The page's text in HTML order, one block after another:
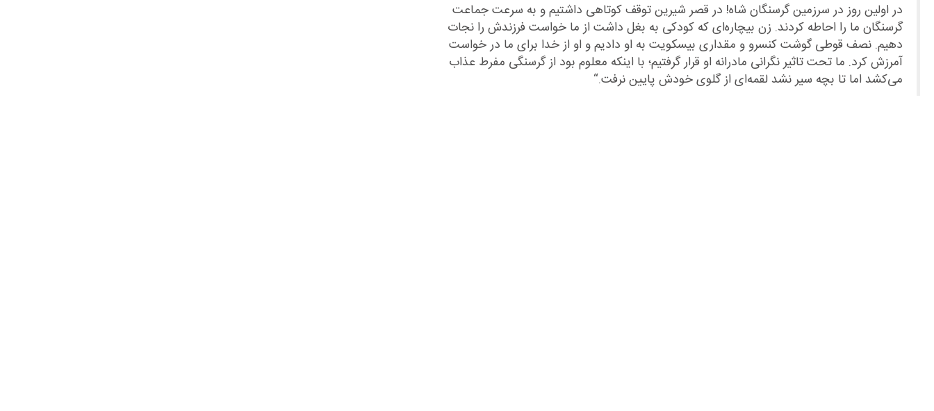
در اولین روز در سرزمین گرسنگان شاه! در قصر شیرین توقف کوتاهی داشتیم و به سرعت جماعت
گرسنگان ما را احاطه کردند. زن بیچاره‌ای که کودکی به بغل داشت از ما خواست فرزندش را نجات
دهیم. نصف قوطی گوشت کنسرو و مقداری بیسکویت به او دادیم و او از خدا برای ما در خواست
آمرزش کرد. ما تحت تاثیر نگرانی مادرانه او قرار گرفتیم؛ با اینکه معلوم بود از گرسنگی مفرط عذاب
می‌کشد اما تا بچه سیر نشد لقمه‌ای از گلوی خودش پایین نرفت.
“